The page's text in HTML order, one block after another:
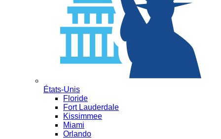
États-Unis
Floride
Fort Lauderdale
Kissimmee
Miami
Orlando